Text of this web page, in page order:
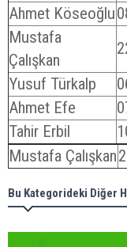
Ahmet Köseoğlu
Mustafa
Çalışkan
Yusuf Türkalp
Ahmet Efe
Tahir Erbil
Mustafa Çalışkan
Bu Kategorideki Diğer